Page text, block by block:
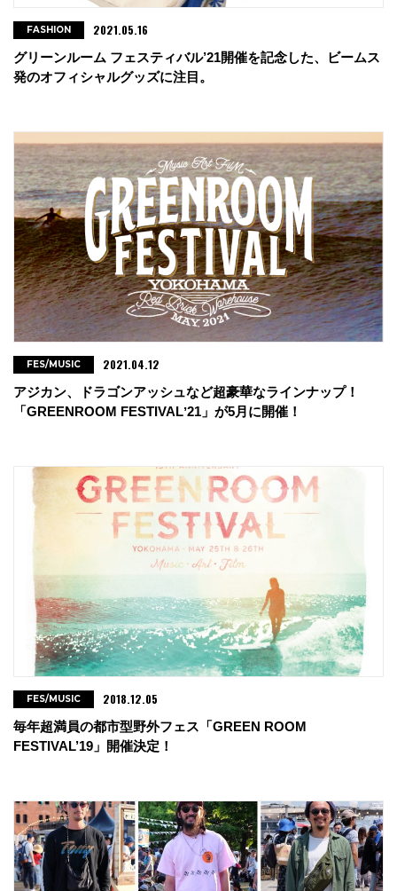
グリーンルーム フェスティバル’21開催を記念した、ビームス
発のオフィシャルグッズに注目。
FASHION 2021.05.16
アジカン、ドラゴンアッシュなど超豪華なラインナップ！
「GREENROOM FESTIVALʼ21」が5月に開催！
FES/MUSIC 2021.04.12
毎年超満員の都市型野外フェス「GREEN ROOM
FESTIVAL’19」開催決定！
FES/MUSIC 2018.12.05